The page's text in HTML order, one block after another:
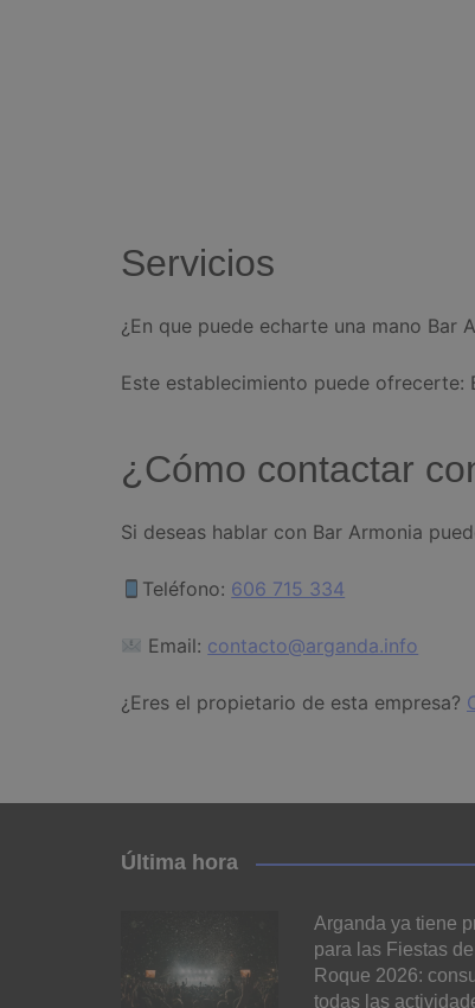
Servicios
¿En que puede echarte una mano Bar
Este establecimiento puede ofrecerte:
¿Cómo contactar
Si deseas hablar con Bar Armonia
Teléfono: 606 715 334
Email: contacto@arganda.info
¿Eres el propietario de esta empresa?
Última hora
Arganda ya tiene
para las Fiestas
Roque 2026:
todas las